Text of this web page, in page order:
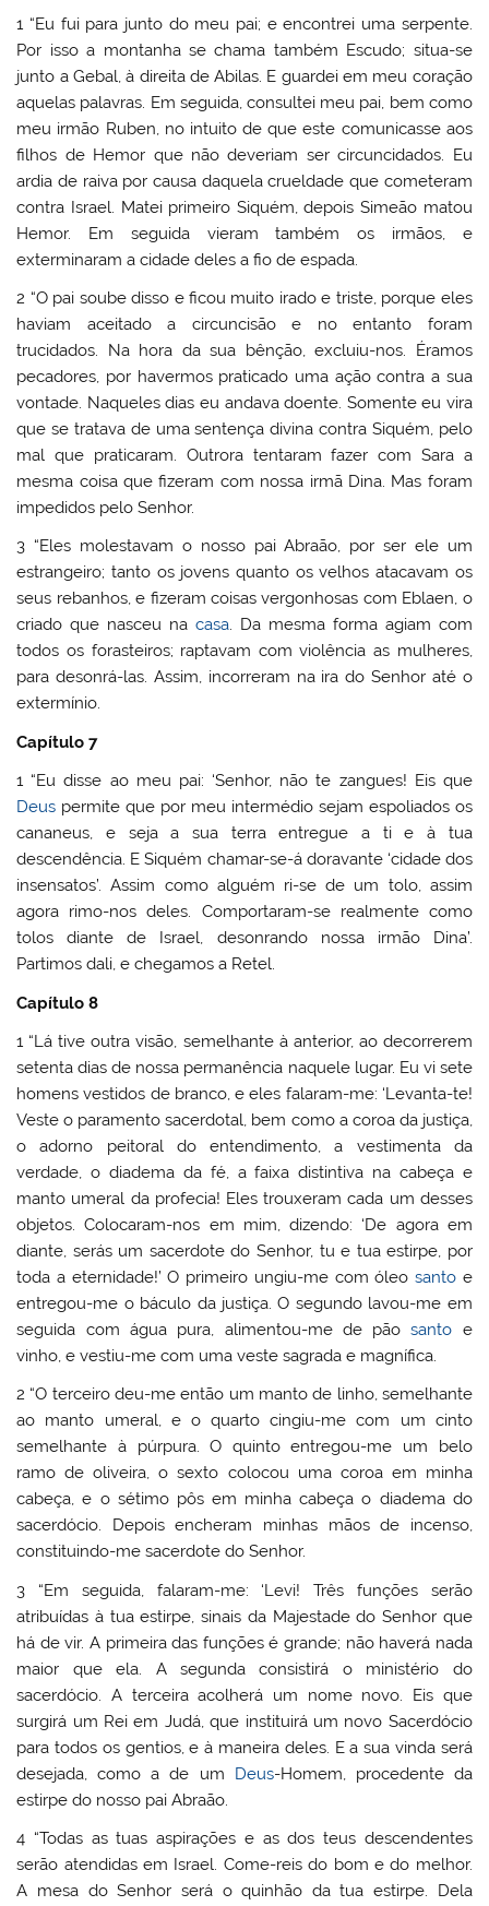
1 “Eu fui para junto do meu pai; e encontrei uma serpente.
Por isso a montanha se chama também Escudo; situa-se
junto a Gebal, à direita de Abilas. E guardei em meu coração
aquelas palavras. Em seguida, consultei meu pai, bem como
meu irmão Ruben, no intuito de que este comunicasse aos
filhos de Hemor que não deveriam ser circuncidados. Eu
ardia de raiva por causa daquela crueldade que cometeram
contra Israel. Matei primeiro Siquém, depois Simeão matou
Hemor. Em seguida vieram também os irmãos, e
exterminaram a cidade deles a fio de espada.
2 “O pai soube disso e ficou muito irado e triste, porque eles
haviam aceitado a circuncisão e no entanto foram
trucidados. Na hora da sua bênção, excluiu-nos. Éramos
pecadores, por havermos praticado uma ação contra a sua
vontade. Naqueles dias eu andava doente. Somente eu vira
que se tratava de uma sentença divina contra Siquém, pelo
mal que praticaram. Outrora tentaram fazer com Sara a
mesma coisa que fizeram com nossa irmã Dina. Mas foram
impedidos pelo Senhor.
3 “Eles molestavam o nosso pai Abraão, por ser ele um
estrangeiro; tanto os jovens quanto os velhos atacavam os
seus rebanhos, e fizeram coisas vergonhosas com Eblaen, o
criado que nasceu nacasa. Da mesma forma agiam com
todos os forasteiros; raptavam com violência as mulheres,
para desonrá-las. Assim, incorreram na ira do Senhor até o
extermínio.
Capítulo 7
1 “Eu disse ao meu pai: ‘Senhor, não te zangues! Eis que
Deus permite que por meu intermédio sejam espoliados os
cananeus, e seja a sua terra entregue a ti e à tua
descendência. E Siquém chamar-se-á doravante ‘cidade dos
insensatos’. Assim como alguém ri-se de um tolo, assim
agora rimo-nos deles. Comportaram-se realmente como
tolos diante de Israel, desonrando nossa irmão Dina’.
Partimos dali, e chegamos a Retel.
Capítulo 8
1 “Lá tive outra visão, semelhante à anterior, ao decorrerem
setenta dias de nossa permanência naquele lugar. Eu vi sete
homens vestidos de branco, e eles falaram-me: ‘Levanta-te!
Veste o paramento sacerdotal, bem como a coroa da justiça,
o adorno peitoral do entendimento, a vestimenta da
verdade, o diadema da fé, a faixa distintiva na cabeça e
manto umeral da profecia! Eles trouxeram cada um desses
objetos. Colocaram-nos em mim, dizendo: ‘De agora em
diante, serás um sacerdote do Senhor, tu e tua estirpe, por
toda a eternidade!’ O primeiro ungiu-me com óleosanto e
entregou-me o báculo da justiça. O segundo lavou-me em
seguida com água pura, alimentou-me de pãosanto e
vinho, e vestiu-me com uma veste sagrada e magnífica.
2 “O terceiro deu-me então um manto de linho, semelhante
ao manto umeral, e o quarto cingiu-me com um cinto
semelhante à púrpura. O quinto entregou-me um belo
ramo de oliveira, o sexto colocou uma coroa em minha
cabeça, e o sétimo pôs em minha cabeça o diadema do
sacerdócio. Depois encheram minhas mãos de incenso,
constituindo-me sacerdote do Senhor.
3 “Em seguida, falaram-me: ‘Levi! Três funções serão
atribuídas à tua estirpe, sinais da Majestade do Senhor que
há de vir. A primeira das funções é grande; não haverá nada
maior que ela. A segunda consistirá o ministério do
sacerdócio. A terceira acolherá um nome novo. Eis que
surgirá um Rei em Judá, que instituirá um novo Sacerdócio
para todos os gentios, e à maneira deles. E a sua vinda será
desejada, como a de um Deus-Homem, procedente da
estirpe do nosso pai Abraão.
4 “Todas as tuas aspirações e as dos teus descendentes
serão atendidas em Israel. Come-reis do bom e do melhor.
A mesa do Senhor será o quinhão da tua estirpe. Dela